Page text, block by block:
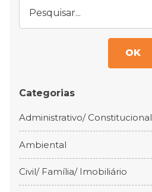
OK
Categorias
Administrativo/ Constitucional
Ambiental
Civil/ Família/ Imobiliário